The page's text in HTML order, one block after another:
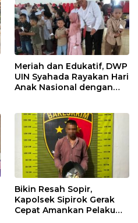
Meriah dan Edukatif, DWP
UIN Syahada Rayakan Hari
Anak Nasional dengan
Bikin Resah Sopir,
Kapolsek Sipirok Gerak
Cepat Amankan Pelaku